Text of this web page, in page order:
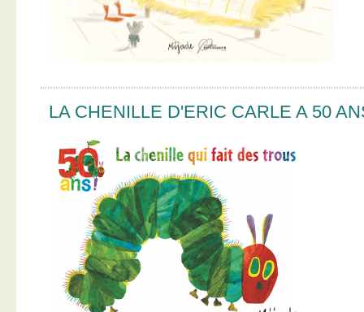
LA CHENILLE D'ERIC CARLE A 50